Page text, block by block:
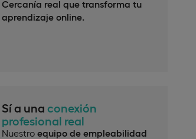
Cercanía real que transforma tu
aprendizaje online.
Sí a una conexión
profesional real
Nuestro equipo de empleabilidad